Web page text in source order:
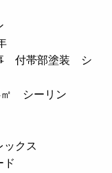
付帯部塗装 シ
㎡ シーリン
ックス
ド